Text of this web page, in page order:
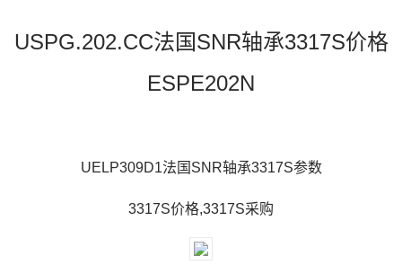
USPG.202.CC法国SNR轴承3317S价格
ESPE202N
UELP309D1法国SNR轴承3317S参数
3317S价格,3317S采购